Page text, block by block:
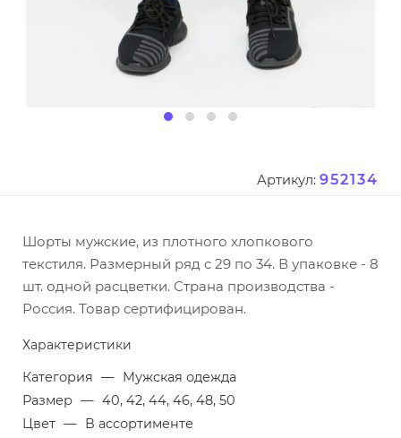
Артикул: 952134
Шорты мужские, из плотного хлопкового
текстиля. Размерный ряд с 29 по 34. В упаковке - 8
шт. одной расцветки. Страна производства -
Россия. Товар сертифицирован.
Характеристики
Категория — Мужская одежда
Размер — 40, 42, 44, 46, 48, 50
Цвет — В ассортименте